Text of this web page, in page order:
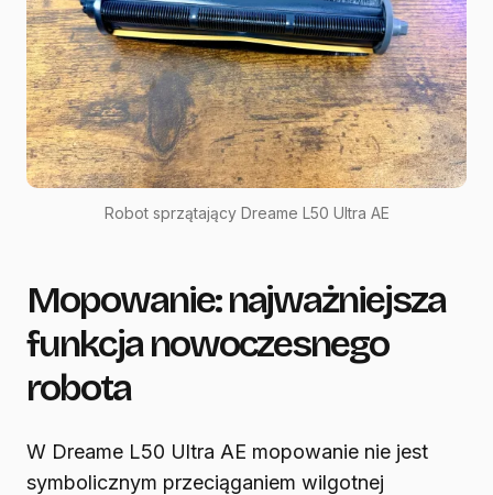
Robot sprzątający Dreame L50 Ultra AE
Mopowanie: najważniejsza
funkcja nowoczesnego
robota
W Dreame L50 Ultra AE mopowanie nie jest
symbolicznym przeciąganiem wilgotnej